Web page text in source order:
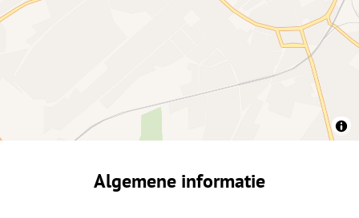
Algemene informatie